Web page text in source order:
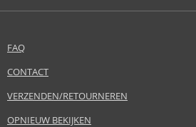
FAQ
CONTACT
VERZENDEN/RETOURNEREN
OPNIEUW BEKIJKEN